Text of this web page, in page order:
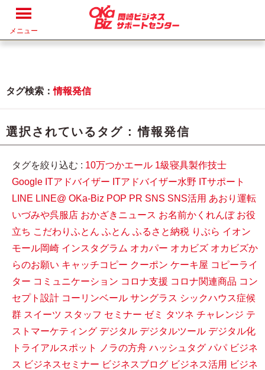
メニュー
タグ検索：情報発信
選択されているタグ :情報発信
タグを絞り込む : 10万つかエール 1級寝具製作技士
Google ITアドバイザー ITアドバイザー水野 ITサポート
LINE LINE@ OKa-Biz POP PR SNS SNS活用 あおり運転
いづみや呉服店 おかざきニュース お名前かくれんぼ お役
立ち こだわりふとん ふとん ふるさと納税 りぶら イオン
モール岡崎 インスタグラム オカパー オカビズ オカビズか
らのお願い キャッチコピー クーポン ケーキ屋 コピーライ
ター コミュニケーション コロナ支援 コロナ関連商品 コン
セプト設計 コーリンベール サングラス シックハウス症候
群 スイーツ スタッフ セミナー ゼミ タツネ チャレンジ テ
ストマーケティング デジタル デジタルツール デジタル化
トライアルスポット
ノラの方舟 ハッシュタグ パパ ビジネ
ス ビジネスセミナー ビジネスブログ ビジネス活用 ビジネ